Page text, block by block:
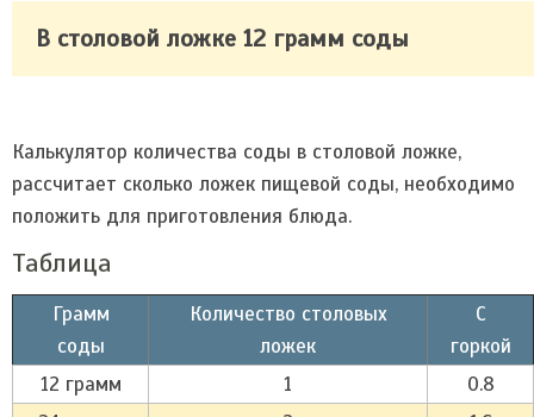
В столовой ложке 12 грамм соды
Калькулятор количества соды в столовой ложке,
рассчитает сколько ложек пищевой соды, необходимо
положить для приготовления блюда.
Таблица
Грамм
соды
Количество столовых
ложек
С
горкой
12 грамм
1
0.8